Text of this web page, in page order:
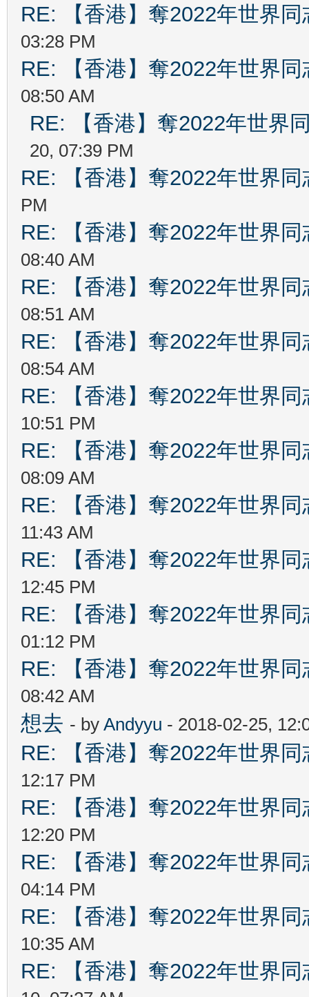
RE: 【香港】奪2022年世界
03:28 PM
RE: 【香港】奪2022年世界
08:50 AM
RE: 【香港】奪2022年世界
20, 07:39 PM
RE: 【香港】奪2022年世界
PM
RE: 【香港】奪2022年世界
08:40 AM
RE: 【香港】奪2022年世界
08:51 AM
RE: 【香港】奪2022年世界
08:54 AM
RE: 【香港】奪2022年世界
10:51 PM
RE: 【香港】奪2022年世界
08:09 AM
RE: 【香港】奪2022年世界
11:43 AM
RE: 【香港】奪2022年世界
12:45 PM
RE: 【香港】奪2022年世界
01:12 PM
RE: 【香港】奪2022年世界
08:42 AM
想去 - by Andyyu - 2018-02-25,
RE: 【香港】奪2022年世界
12:17 PM
RE: 【香港】奪2022年世界
12:20 PM
RE: 【香港】奪2022年世界
04:14 PM
RE: 【香港】奪2022年世界
10:35 AM
RE: 【香港】奪2022年世界